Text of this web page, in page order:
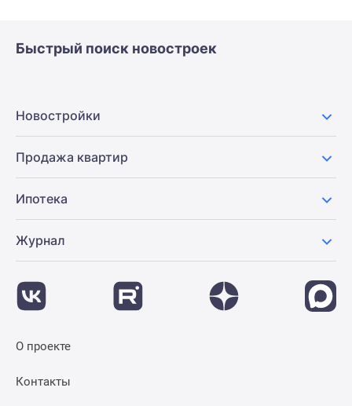
Быстрый поиск новостроек
Новостройки
Продажа квартир
Ипотека
Журнал
О проекте
Контакты